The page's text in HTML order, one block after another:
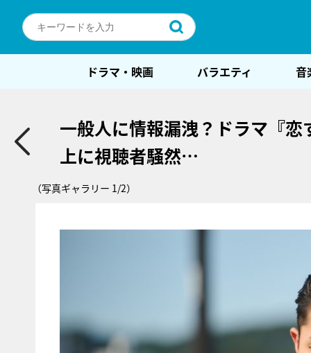
ドラマ・映画 バラエティ 音
一般人に情報漏洩？ドラマ『
上に視聴者騒然…
（写真ギャラリー 1/2）